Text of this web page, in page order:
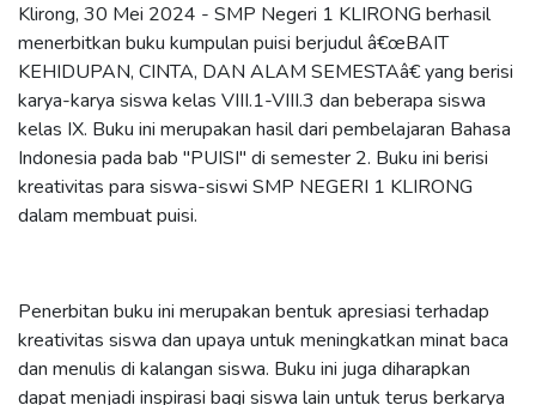
Klirong, 30 Mei 2024 - SMP Negeri 1 KLIRONG berhasil
menerbitkan buku kumpulan puisi berjudul â€œBAIT
KEHIDUPAN, CINTA, DAN ALAM SEMESTAâ€ yang berisi
karya-karya siswa kelas VIII.1-VIII.3 dan beberapa siswa
kelas IX. Buku ini merupakan hasil dari pembelajaran Bahasa
Indonesia pada bab "PUISI" di semester 2. Buku ini berisi
kreativitas para siswa-siswi SMP NEGERI 1 KLIRONG
dalam membuat puisi.
Penerbitan buku ini merupakan bentuk apresiasi terhadap
kreativitas siswa dan upaya untuk meningkatkan minat baca
dan menulis di kalangan siswa. Buku ini juga diharapkan
dapat menjadi inspirasi bagi siswa lain untuk terus berkarya